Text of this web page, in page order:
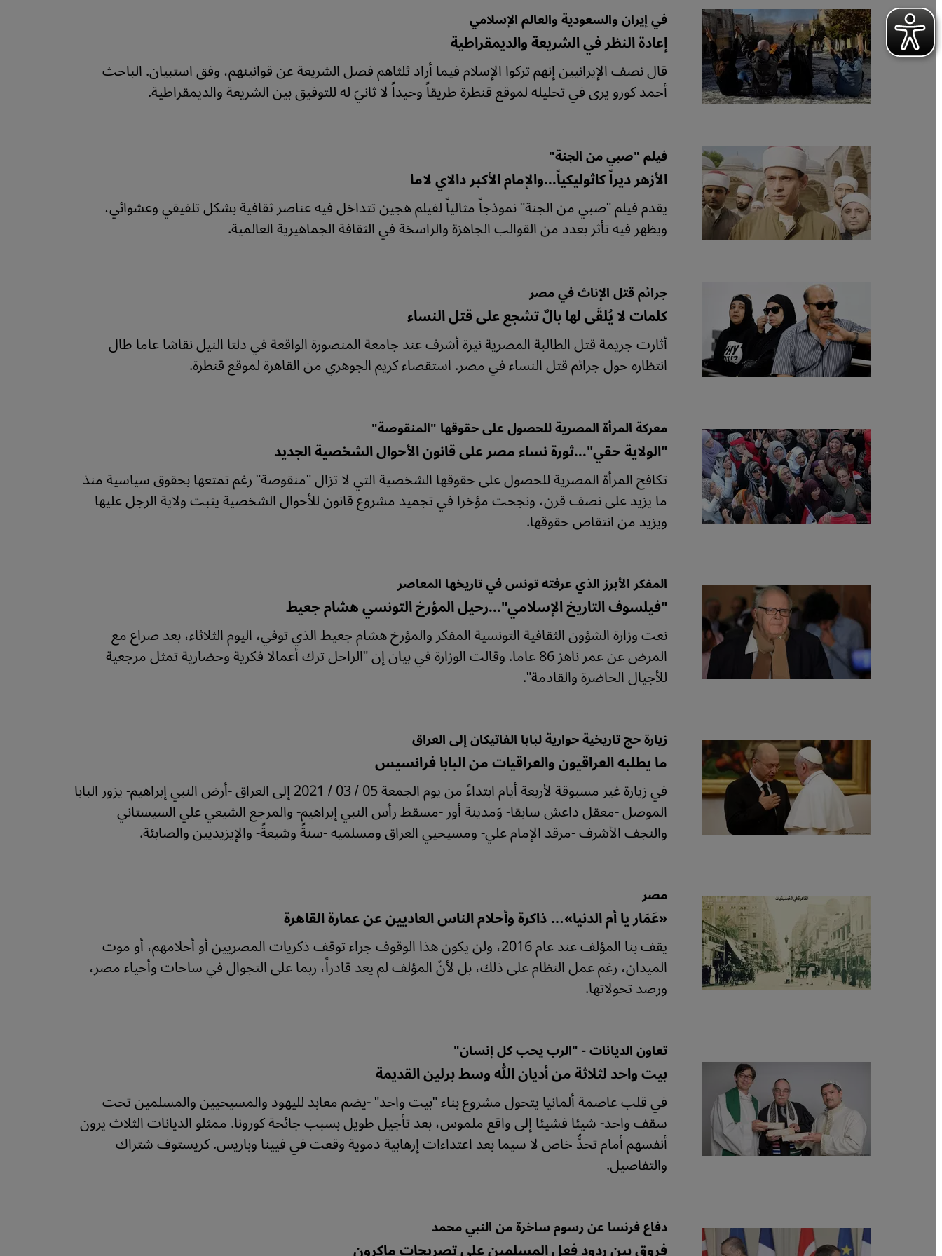
في إيران والسعودية والعالم الإسلامي
إعادة النظر في الشريعة والديمقراطية
قال نصف الإيرانيين إنهم تركوا الإسلام فيما أراد ثلثاهم فصل الشريعة عن قوانينهم، وفق استبيان. الباحث
أحمد كورو يرى في تحليله لموقع قنطرة طريقاً وحيداً لا ثانيَ له للتوفيق بين الشريعة والديمقراطية.
فيلم "صبي من الجنة"
الأزهر ديراً كاثوليكياً...والإمام الأكبر دالاي لاما
يقدم فيلم "صبي من الجنة" نموذجاً مثالياً لفيلم هجين تتداخل فيه عناصر ثقافية بشكل تلفيقي وعشوائي،
ويظهر فيه تأثر بعدد من القوالب الجاهزة والراسخة في الثقافة الجماهيرية العالمية.
جرائم قتل الإناث في مصر
كلمات لا يُلقَى لها بالٌ تشجع على قتل النساء
أثارت جريمة قتل الطالبة المصرية نيرة أشرف عند جامعة المنصورة الواقعة في دلتا النيل نقاشا عاما طال
انتظاره حول جرائم قتل النساء في مصر. استقصاء كريم الجوهري من القاهرة لموقع قنطرة.
معركة المرأة المصرية للحصول على حقوقها "المنقوصة"
"الولاية حقي"...ثورة نساء مصر على قانون الأحوال الشخصية الجديد
تكافح المرأة المصرية للحصول على حقوقها الشخصية التي لا تزال "منقوصة" رغم تمتعها بحقوق سياسية منذ
ما يزيد على نصف قرن، ونجحت مؤخرا في تجميد مشروع قانون للأحوال الشخصية يثبت ولاية الرجل عليها
ويزيد من انتقاص حقوقها.
المفكر الأبرز الذي عرفته تونس في تاريخها المعاصر
"فيلسوف التاريخ الإسلامي"...رحيل المؤرخ التونسي هشام جعيط
نعت وزارة الشؤون الثقافية التونسية المفكر والمؤرخ هشام جعيط الذي توفي، اليوم الثلاثاء، بعد صراع مع
المرض عن عمر ناهز 86 عاما. وقالت الوزارة في بيان إن "الراحل ترك أعمالا فكرية وحضارية تمثل مرجعية
للأجيال الحاضرة والقادمة".
زيارة حج تاريخية حوارية لبابا الفاتيكان إلى العراق
ما يطلبه العراقيون والعراقيات من البابا فرانسيس
في زيارة غير مسبوقة لأربعة أيام ابتداءً من يوم الجمعة 05 / 03 / 2021 إلى العراق -أرض النبي إبراهيم- يزور البابا
الموصل -معقل داعش سابقا- وَمدينة أور -مسقط رأس النبي إبراهيم- والمرجع الشيعي علي السيستاني
والنجف الأشرف -مرقد الإمام علي- ومسيحيي العراق ومسلميه -سنةً وشيعةً- والإيزيديين والصابئة.
مصر
«عَمَار يا أم الدنيا»… ذاكرة وأحلام الناس العاديين عن عمارة القاهرة
يقف بنا المؤلف عند عام 2016، ولن يكون هذا الوقوف جراء توقف ذكريات المصريين أو أحلامهم، أو موت
الميدان، رغم عمل النظام على ذلك، بل لأنّ المؤلف لم يعد قادراً، ربما على التجوال في ساحات وأحياء مصر،
ورصد تحولاتها.
تعاون الديانات - "الرب يحب كل إنسان"
بيت واحد لثلاثة من أديان الله وسط برلين القديمة
في قلب عاصمة ألمانيا يتحول مشروع بناء "بيت واحد" -يضم معابد لليهود والمسيحيين والمسلمين تحت
سقف واحد- شيئا فشيئا إلى واقع ملموس، بعد تأجيل طويل بسبب جائحة كورونا. ممثلو الديانات الثلاث يرون
أنفسهم أمام تحدٍّ خاص لا سيما بعد اعتداءات إرهابية دموية وقعت في فيينا وباريس. كريستوف شتراك
والتفاصيل.
دفاع فرنسا عن رسوم ساخرة من النبي محمد